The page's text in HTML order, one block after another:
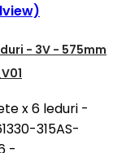
- 3V - 575mm
x 6 leduri -
315AS-
-